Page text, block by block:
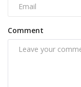
Comment